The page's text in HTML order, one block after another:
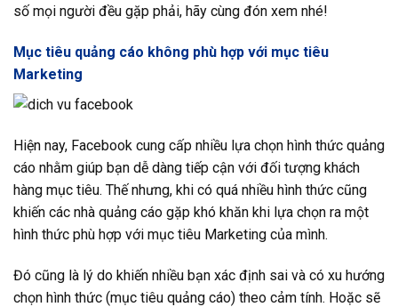
số mọi người đều gặp phải, hãy cùng đón xem nhé!
Mục tiêu quảng cáo không phù hợp với mục tiêu
Marketing
Hiện nay, Facebook cung cấp nhiều lựa chọn hình thức quảng
cáo nhằm giúp bạn dễ dàng tiếp cận với đối tượng khách
hàng mục tiêu. Thế nhưng, khi có quá nhiều hình thức cũng
khiến các nhà quảng cáo gặp khó khăn khi lựa chọn ra một
hình thức phù hợp với mục tiêu Marketing của mình.
Đó cũng là lý do khiến nhiều bạn xác định sai và có xu hướng
chọn hình thức (mục tiêu quảng cáo) theo cảm tính. Hoặc sẽ